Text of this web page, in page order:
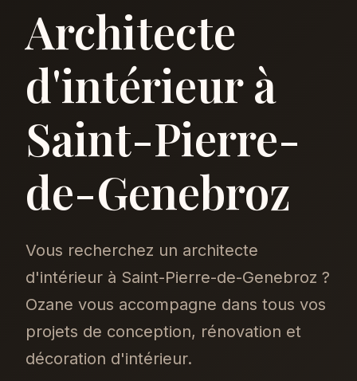
Architecte
d'intérieur à
Saint-Pierre-
de-Genebroz
Vous recherchez un architecte
d'intérieur à Saint-Pierre-de-Genebroz ?
Ozane vous accompagne dans tous vos
projets de conception, rénovation et
décoration d'intérieur.